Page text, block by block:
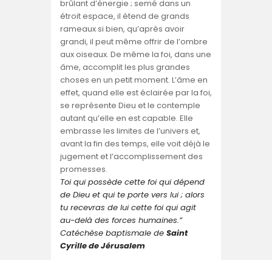
brûlant d’énergie ; semé dans un
étroit espace, il étend de grands
rameaux si bien, qu’après avoir
grandi, il peut même offrir de l’ombre
aux oiseaux. De même la foi, dans une
âme, accomplit les plus grandes
choses en un petit moment. L’âme en
effet, quand elle est éclairée par la foi,
se représente Dieu et le contemple
autant qu’elle en est capable. Elle
embrasse les limites de l’univers et,
avant la fin des temps, elle voit déjà le
jugement et l’accomplissement des
promesses.
Toi qui possède cette foi qui dépend
de Dieu et qui te porte vers lui ; alors
tu recevras de lui cette foi qui agit
au-delà des forces humaines.”
Catéchèse baptismale de Saint
Cyrille de Jérusalem